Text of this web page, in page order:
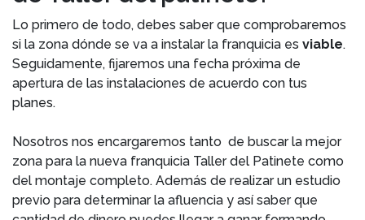
Lo primero de todo, debes saber que comprobaremos
si la zona dónde se va a instalar la franquicia es viable.
Seguidamente, fijaremos una fecha próxima de
apertura de las instalaciones de acuerdo con tus
planes.
Nosotros nos encargaremos tanto de buscar la mejor
zona para la nueva franquicia Taller del Patinete como
del montaje completo. Además de realizar un estudio
previo para determinar la afluencia y así saber que